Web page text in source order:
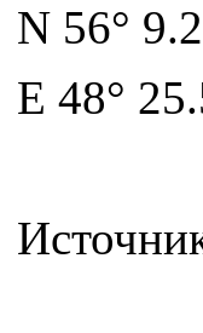
N 56°
E 48°